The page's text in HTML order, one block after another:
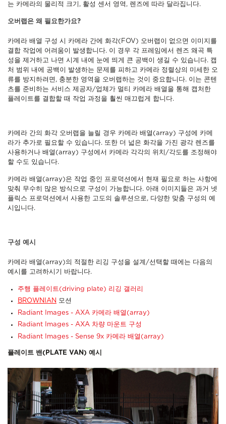
는 카메라의 물리적 크기, 활성 센서 영역, 렌즈에 따라 달라집니다.
오버랩은 왜 필요한가요?
카메라 배열 구성 시 카메라 간에 화각(FOV) 오버랩이 없으면 이미지를
결합 작업에 어려움이 발생합니다. 이 경우 각 프레임에서 렌즈 왜곡 특
성을 제거하고 나면 시계 내에 눈에 띄게 큰 공백이 생길 수 있습니다. 캡
처 범위 내에 공백이 발생하는 문제를 피하고 카메라 정렬상의 미세한 오
류를 방지하려면, 충분한 영역을 오버랩하는 것이 중요합니다. 이는 콘텐
츠를 준비하는 서비스 제공자/업체가 멀티 카메라 배열을 통해 캡처한
플레이트를 결합할 때 작업 과정을 훨씬 매끄럽게 합니다.
카메라 간의 화각 오버랩을 늘릴 경우 카메라 배열(array) 구성에 카메
라가 추가로 필요할 수 있습니다. 또한 더 넓은 화각을 가진 광각 렌즈를
사용하거나 배열(array) 구성에서 카메라 각각의 위치/각도를 조정해야
할 수도 있습니다.
카메라 배열(array)은 작업 중인 프로덕션에서 현재 필요로 하는 사항에
맞춰 무수히 많은 방식으로 구성이 가능합니다. 아래 이미지들은 과거 넷
플릭스 프로덕션에서 사용한 고도의 솔루션으로, 다양한 맞춤 구성의 예
시입니다.
구성 예시
카메라 배열(array)의 적절한 리깅 구성을 설계/선택할 때에는 다음의
예시를 고려하시기 바랍니다.
주행 플레이트(driving plate) 리깅 갤러리
BROWNIAN 모션
Radiant Images - AXA 카메라 배열(array)
Radiant Images - AXA 차량 마운트 구성
Radiant Images - Sense 9x 카메라 배열(array)
플레이트 밴(PLATE VAN) 예시